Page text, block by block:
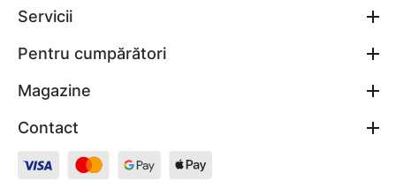
Servicii
Pentru cumpărători
Magazine
Contact